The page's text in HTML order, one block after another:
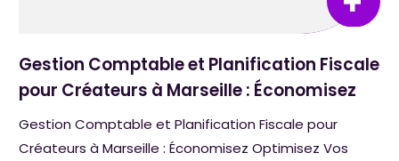
Gestion Comptable et Planification Fiscale
pour Créateurs à Marseille : Économisez
Gestion Comptable et Planification Fiscale pour
Créateurs à Marseille : Économisez Optimisez Vos